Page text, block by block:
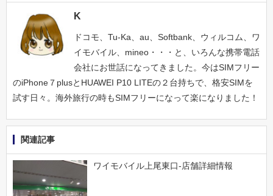
K
ドコモ、Tu-Ka、au、Softbank、ウィルコム、ワ
イモバイル、mineo・・・と、いろんな携帯電話
会社にお世話になってきました。今はSIMフリー
のiPhone７plusとHUAWEI P10 LITEの２台持ちで、格安SIMを
試す日々。海外旅行の時もSIMフリーになって楽になりました！
関連記事
ワイモバイル上尾東口-店舗詳細情報